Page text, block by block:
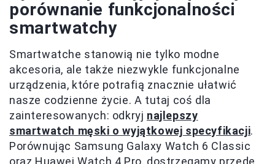
porównanie funkcjonalności
smartwatchy
Smartwatche stanowią nie tylko modne
akcesoria, ale także niezwykle funkcjonalne
urządzenia, które potrafią znacznie ułatwić
nasze codzienne życie. A tutaj coś dla
zainteresowanych: odkryj najlepszy
smartwatch męski o wyjątkowej specyfikacji.
Porównując Samsung Galaxy Watch 6 Classic
oraz Huawei Watch 4 Pro, dostrzegamy przede